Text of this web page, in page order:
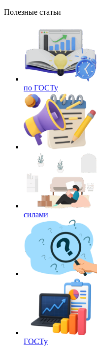
Полезные статьи
по ГОСТу
силами
ГОСТу